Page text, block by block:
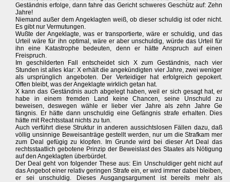
Geständnis erfolge, dann fahre das Gericht schweres Geschütz auf: Zehn
Jahre!
Niemand außer dem Angeklagten weiß, ob dieser schuldig ist oder nicht.
Es gibt nur Vermutungen.
Wußte der Angeklagte, was er transportierte, wäre er schuldig, und das
Urteil wäre für ihn optimal, wäre er aber unschuldig, würde das Urteil für
ihn eine Katastrophe bedeuten, denn er hätte Anspruch auf einen
Freispruch.
Im geschilderten Fall entscheidet sich X zum Geständnis, nach vier
Stunden ist alles klar: X erhält die angekündigten vier Jahre, zwei weniger
als ursprünglich angeboten. Der Verteidiger hat erfolgreich gepokert.
Offen bleibt, was der Angeklagte wirklich getan hat.
X kann das Geständnis auch abgelegt haben, weil er sich gesagt hat, er
habe in einem fremden Land keine Chancen, seine Unschuld zu
beweisen, deswegen wähle er lieber vier Jahre als zehn Jahre Ge
fängnis. Er hätte dann unschuldig eine Gefängnis strafe erhalten. Dies
hätte mit Rechtsstaat nichts zu tun.
Auch verführt diese Struktur in anderen aussichtslosen Fällen dazu, daß
völlig unsinnige Beweisanträge gestellt werden, nur um die Strafkam mer
zum Deal gefügig zu klopfen. Im Grunde wird bei dieser Art Deal das
rechtsstaatlich gebotene Prinzip der Beweislast des Staates als Nötigung
auf den Angeklagten überbürdet.
Der Deal geht von folgender These aus: Ein Unschuldiger geht nicht auf
das Angebot einer relativ geringen Strafe ein, er wird immer dabei bleiben,
er sei unschuldig. Dieses Ausgangsargument ist bereits mehr als